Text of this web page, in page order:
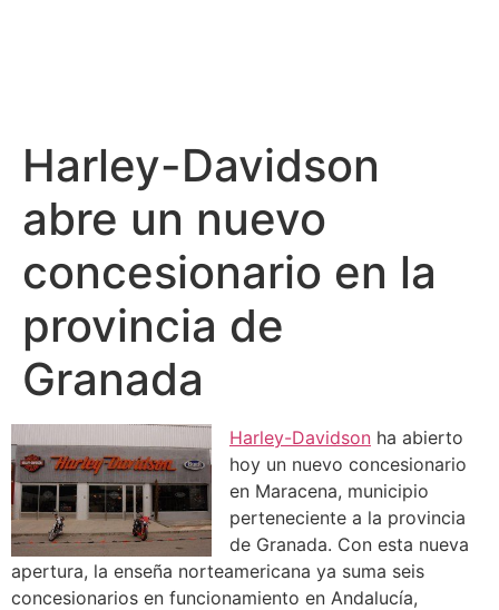
Harley-Davidson
abre un nuevo
concesionario en la
provincia de
Granada
Harley-Davidson ha abierto
hoy un nuevo concesionario
en Maracena, municipio
perteneciente a la provincia
de Granada. Con esta nueva
apertura, la enseña norteamericana ya suma seis
concesionarios en funcionamiento en Andalucía,